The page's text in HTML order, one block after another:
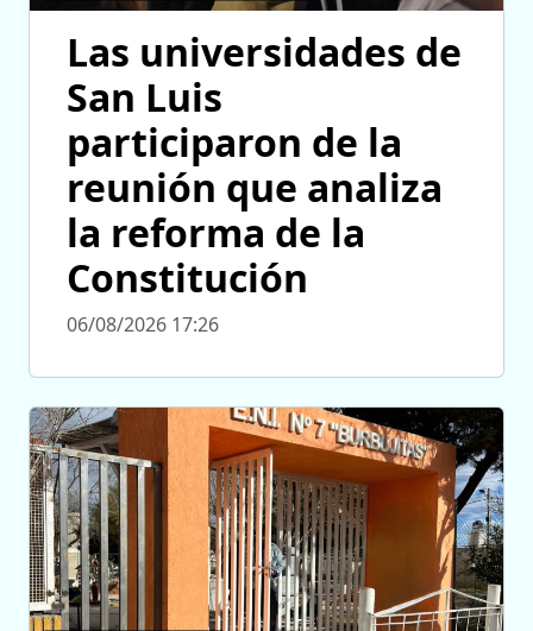
Las universidades de
San Luis
participaron de la
reunión que analiza
la reforma de la
Constitución
06/08/2026 17:26